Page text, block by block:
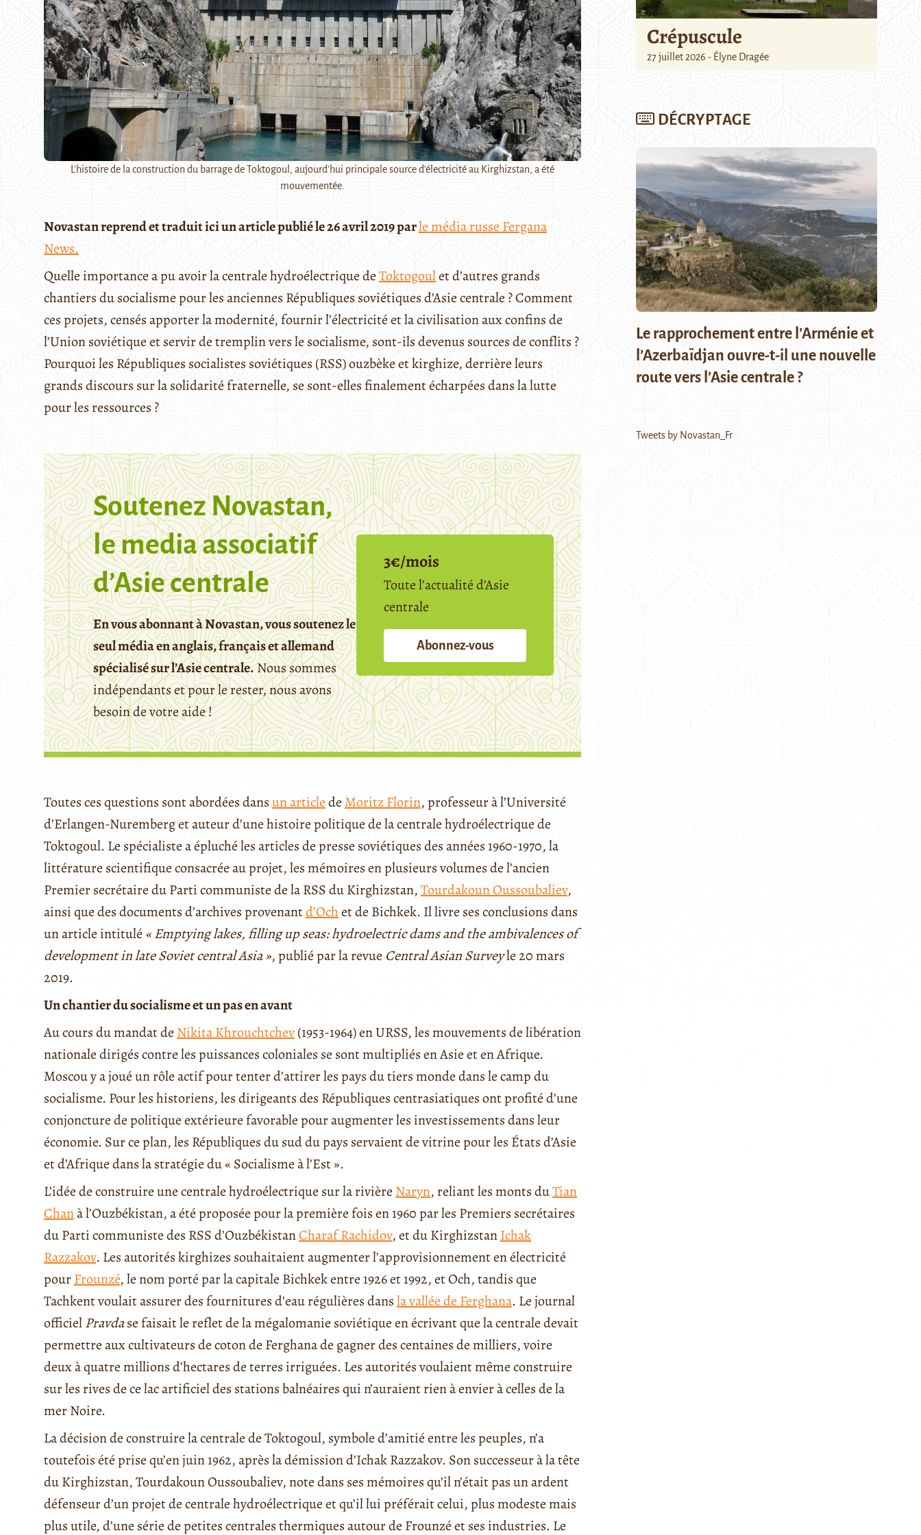
L'histoire de la construction du barrage de Toktogoul, aujourd'hui principale source d'électricité au Kirghizstan, a été
mouvementée.
Novastan reprend et traduit ici un article publié le 26 avril 2019 parle média russe Fergana
News.
Quelle importance a pu avoir la centrale hydroélectrique deToktogoulet d’autres grands
chantiers du socialisme pour les anciennes Républiques soviétiques d’Asie centrale ? Comment
ces projets, censés apporter la modernité, fournir l’électricité et la civilisation aux confins de
l’Union soviétique et servir de tremplin vers le socialisme, sont-ils devenus sources de conflits ?
Pourquoi les Républiques socialistes soviétiques (RSS) ouzbèke et kirghize, derrière leurs
grands discours sur la solidarité fraternelle, se sont-elles finalement écharpées dans la lutte
pour les ressources ?
Soutenez Novastan,
le media associatif
d’Asie centrale
En vous abonnant à Novastan, vous soutenez le
seul média en anglais, français et allemand
spécialisé sur l’Asie centrale.Nous sommes
indépendants et pour le rester, nous avons
besoin de votre aide !
3€/mois
Toute l’actualité d’Asie
centrale
Abonnez-vous
Toutes ces questions sont abordées dansun articlede Moritz Florin, professeur à l’Université
d’Erlangen-Nuremberg et auteur d’une histoire politique de la centrale hydroélectrique de
Toktogoul. Le spécialiste a épluché les articles de presse soviétiques des années 1960-1970, la
littérature scientifique consacrée au projet, les mémoires en plusieurs volumes de l’ancien
Premier secrétaire du Parti communiste de la RSS du Kirghizstan,Tourdakoun Oussoubaliev,
ainsi que des documents d’archives provenantd’Ochet de Bichkek. Il livre ses conclusions dans
un article intitulé « Emptying lakes, filling up seas: hydroelectric dams and the ambivalences of
development in late Soviet central Asia », publié par la revue Central Asian Surveyle 20 mars
2019.
Un chantier du socialisme et un pas en avant
Au cours du mandat de Nikita Khrouchtchev(1953-1964) en URSS, les mouvements de libération
nationale dirigés contre les puissances coloniales se sont multipliés en Asie et en Afrique.
Moscou y a joué un rôle actif pour tenter d’attirer les pays du tiers monde dans le camp du
socialisme. Pour les historiens, les dirigeants des Républiques centrasiatiques ont profité d’une
conjoncture de politique extérieure favorable pour augmenter les investissements dans leur
économie. Sur ce plan, les Républiques du sud du pays servaient de vitrine pour les États d’Asie
et d’Afrique dans la stratégie du « Socialisme à l’Est ».
L’idée de construire une centrale hydroélectrique sur la rivière Naryn, reliant les monts duTian
Chanà l’Ouzbékistan, a été proposée pour la première fois en 1960 par les Premiers secrétaires
du Parti communiste des RSS d’OuzbékistanCharaf Rachidov, et du KirghizstanIchak
Razzakov. Les autorités kirghizes souhaitaient augmenter l’approvisionnement en électricité
pourFrounzé, le nom porté par la capitale Bichkek entre 1926 et 1992, et Och, tandis que
Tachkent voulait assurer des fournitures d’eau régulières dansla vallée de Ferghana. Le journal
officielPravdase faisait le reflet de la mégalomanie soviétique en écrivant que la centrale devait
permettre aux cultivateurs de coton de Ferghana de gagner des centaines de milliers, voire
deux à quatre millions d’hectares de terres irriguées. Les autorités voulaient même construire
sur les rives de ce lac artificiel des stations balnéaires qui n’auraient rien à envier à celles de la
mer Noire.
La décision de construire la centrale de Toktogoul, symbole d’amitié entre les peuples, n’a
toutefois été prise qu’en juin 1962, après la démission d’Ichak Razzakov. Son successeur à la tête
du Kirghizstan, Tourdakoun Oussoubaliev, note dans ses mémoires qu’il n’était pas un ardent
défenseur d’un projet de centrale hydroélectrique et qu’il lui préférait celui, plus modeste mais
plus utile, d’une série de petites centrales thermiques autour de Frounzé et ses industries. Le
Crépuscule
27 juillet 2026 - Élyne Dragée
DÉCRYPTAGE
Le rapprochement entre l’Arménie et
l’Azerbaïdjan ouvre-t-il une nouvelle
route vers l’Asie centrale ?
Tweets by Novastan_Fr